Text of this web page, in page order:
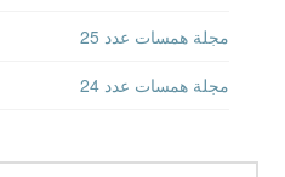
مجلة همسات عدد 24